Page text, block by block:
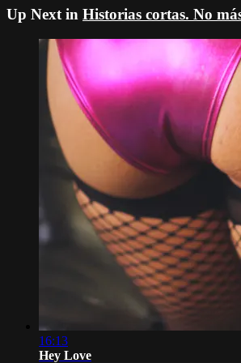
Up Next in Historias cortas. No
16:13
Hey Love